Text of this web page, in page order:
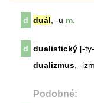
d duál , -u m.
d dualistický [-
dualizmus , -
Podobné: